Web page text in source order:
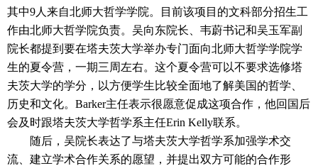
其中9人来自北师大哲学学院。目前该项目的文科部分招生工
作由北师大哲学院负责。吴向东院长、韦蔚书记和吴玉军副
院长都提到要在塔夫茨大学举办专门面向北师大哲学学院学
生的夏令营，一期三周左右。这个夏令营可以不要求选修塔
夫茨大学的学分，以方便学生比较全面地了解美国的哲学、
历史和文化。Barker主任表示很愿意促成这项合作，他回国后
会及时跟塔夫茨大学哲学系主任Erin Kelly联系。
随后，吴院长表达了与塔夫茨大学哲学系加强学术交
流、建立学术合作关系的愿望，并提出双方可能的合作形